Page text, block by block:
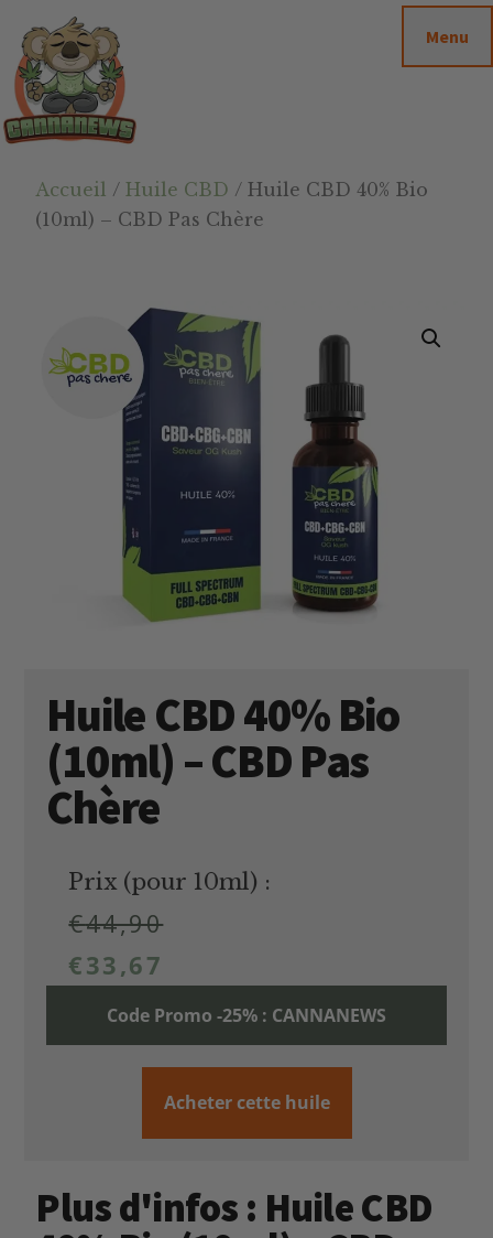
contenu
principal
barre
latérale
principale
footer
Cannanews.fr
Menu
Accueil /Huile CBD / Huile CBD 40% Bio
(10ml) – CBD Pas Chère
Huile CBD 40% Bio
(10ml) – CBD Pas
Chère
Prix (pour 10ml) :
€44,90
€33,67
Code Promo -25% : CANNANEWS
Acheter cette huile
Plus d'infos : Huile CBD